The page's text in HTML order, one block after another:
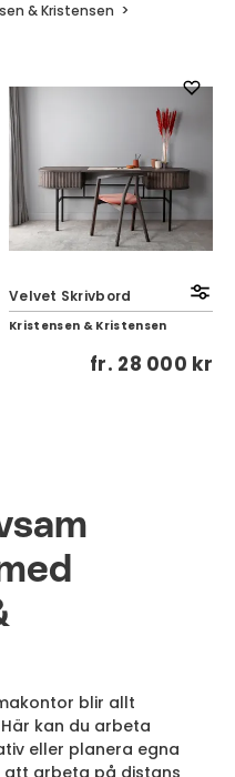
& Kristensen
Velvet Skrivbord
Kristensen & Kristensen
fr. 28 000 kr
blir allt
kan du arbeta
eller planera egna